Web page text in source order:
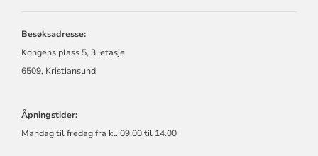
Besøksadresse:
Kongens plass 5, 3. etasje
6509, Kristiansund
Åpningstider:
Mandag til fredag fra kl. 09.00 til 14.00